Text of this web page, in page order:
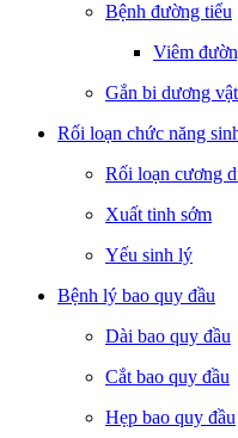
Bệnh đường tiểu
Viêm
Gắn bi dương vật
Rối loạn chức năng
Rối loạn cương
Xuất tinh sớm
Yếu sinh lý
Bệnh lý bao quy đầu
Dài bao quy đầu
Cắt bao quy đầu
Hẹp bao quy đầu